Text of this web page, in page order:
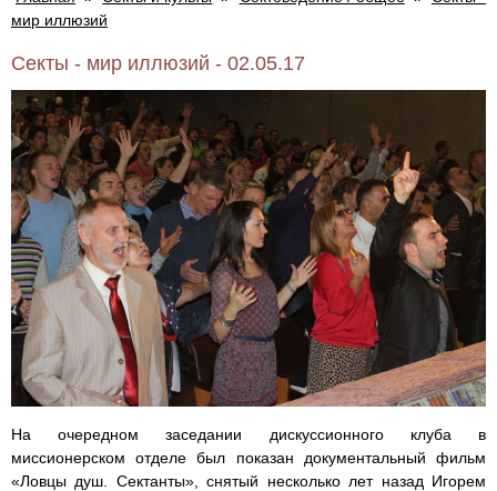
мир иллюзий
Секты - мир иллюзий - 02.05.17
На очередном заседании дискуссионного клуба в
миссионерском отделе был показан документальный фильм
«Ловцы душ. Сектанты», снятый несколько лет назад Игорем